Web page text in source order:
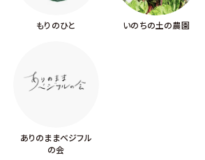
もりのひと いのちの土の農園
ありのままベジフル
の会